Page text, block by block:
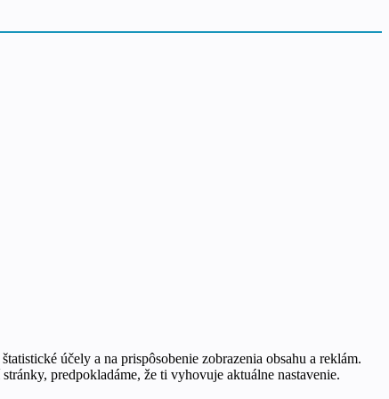
účely a na prispôsobenie zobrazenia obsahu a reklám.
predpokladáme, že ti vyhovuje aktuálne nastavenie.